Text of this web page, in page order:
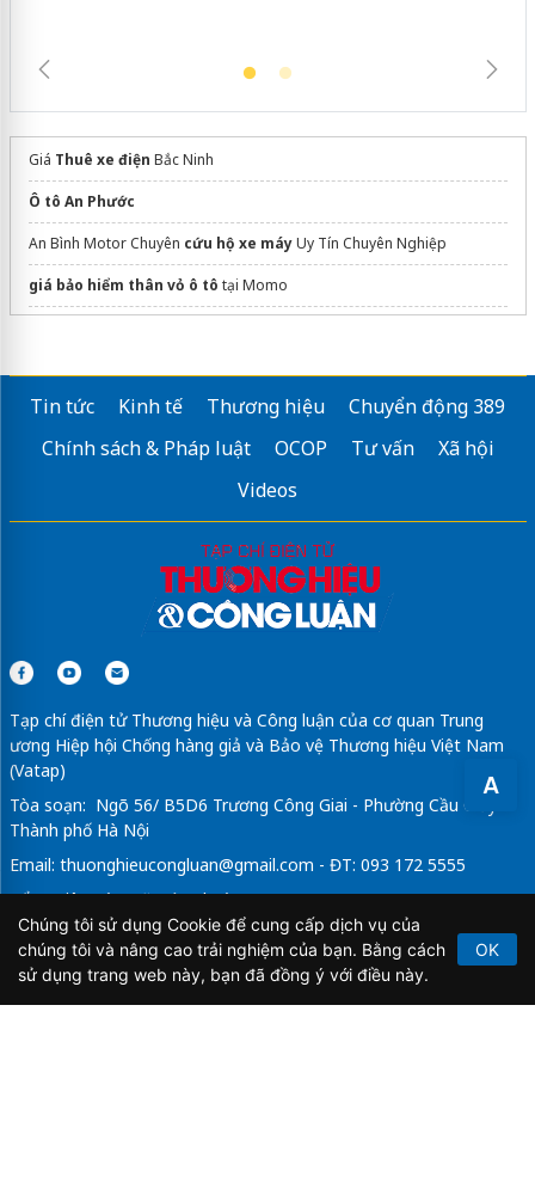
A
Giá Thuê xe điện Bắc Ninh
Ô tô An Phước
An Bình Motor Chuyên cứu hộ xe máyUy Tín Chuyên Nghiệp
giá bảo hiểm thân vỏ ô tô tại Momo
Sửa máy rửa bát bosch
Đại lý uỷ quyền NTN
Tin tức Kinh tế Thương hiệu
Chuyển động 389
Chính sách & Pháp luật
OCOP Tư vấn
Xã hội
Videos
Tạp chí điện tử Thương hiệu và Công luận của cơ quan Trung
ương Hiệp hội Chống hàng giả và Bảo vệ Thương hiệu Việt Nam
(Vatap)
Tòa soạn: Ngõ 56/ B5D6 Trương Công Giai - Phường Cầu Giấy -
Thành phố Hà Nội
Email: thuonghieucongluan@gmail.com - ĐT: 093 172 5555
Tổng Biên Tập: Vũ Đức Thuận
Giấy phép hoạt động báo chí điện tử số 64/GP-BTTTT do Bộ
Thông tin và Truyền thông cấp ngày 21/2/2020.
Chúng tôi sử dụng Cookie để cung cấp dịch vụ của
chúng tôi và nâng cao trải nghiệm của bạn. Bằng cách
sử dụng trang web này, bạn đã đồng ý với điều này.
OK